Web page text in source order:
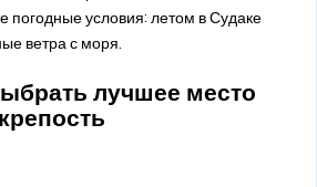
погодные условия: летом в Судаке
ветра с моря.
лучшее место